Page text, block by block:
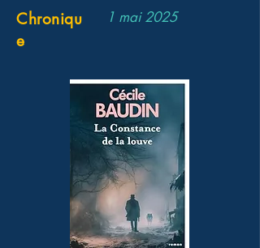
Chroniqu
e
1 mai 2025